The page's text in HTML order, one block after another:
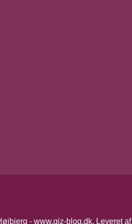
- www.giz-blog.dk. Leveret af